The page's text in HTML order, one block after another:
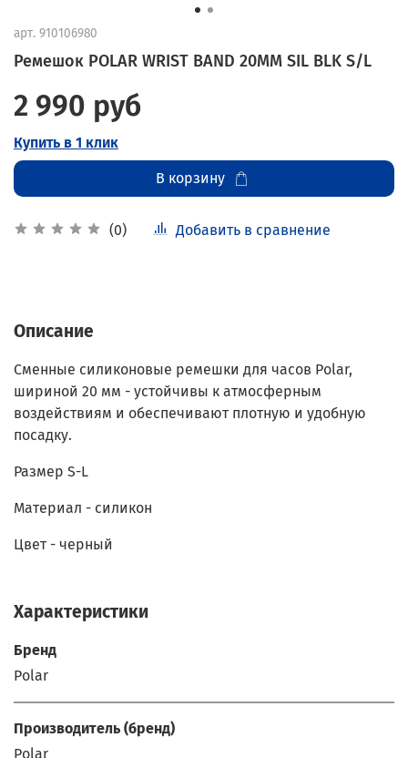
арт. 910106980
Ремешок POLAR WRIST BAND 20MM SIL BLK S/L
(0) Добавить в сравнение
2 990 руб
Купить в 1 клик
В корзину
Описание
Сменные силиконовые ремешки для часов Polar,
шириной 20 мм - устойчивы к атмосферным
воздействиям и обеспечивают плотную и удобную
посадку.
Размер S-L
Материал - силикон
Цвет - черный
Характеристики
Бренд
Polar
Производитель (бренд)
Polar